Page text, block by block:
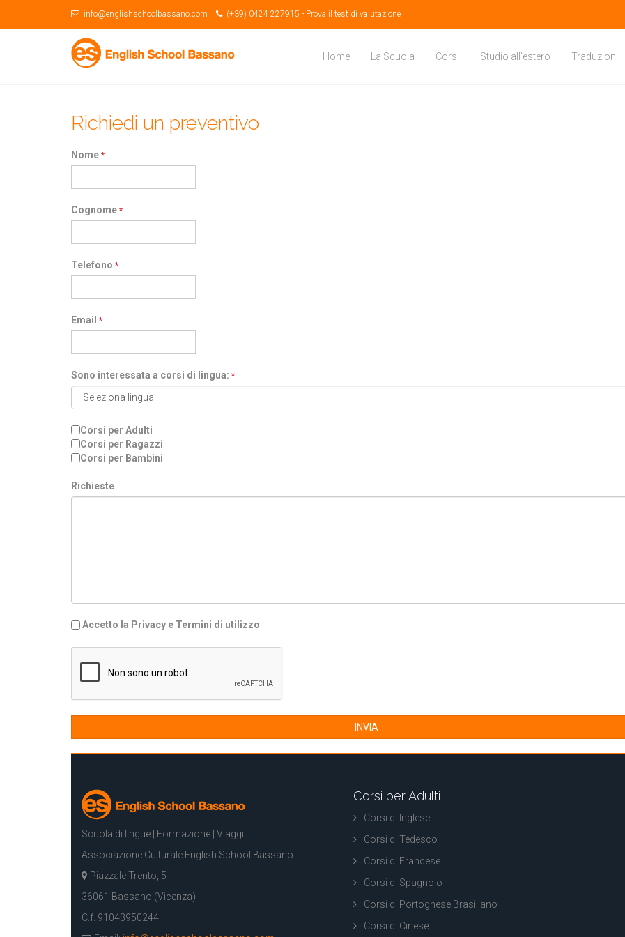
info@englishschoolbassano.com (+39) 0424 227915 - Prova il test di valutazione
Home La Scuola Corsi Studio all'estero Traduzioni
Richiedi un preventivo
Nome *
Cognome *
Telefono *
Email *
Sono interessata a corsi di lingua: *
Corsi per Adulti
Corsi per Ragazzi
Corsi per Bambini
Richieste
Accetto la Privacy e Termini di utilizzo
INVIA
Scuola di lingue | Formazione | Viaggi
Associazione Culturale English School Bassano
Piazzale Trento, 5
36061 Bassano (Vicenza)
C.f. 91043950244
Corsi per Adulti
Corsi di Inglese
Corsi di Tedesco
Corsi di Francese
Corsi di Spagnolo
Corsi di Portoghese Brasiliano
Corsi di Cinese